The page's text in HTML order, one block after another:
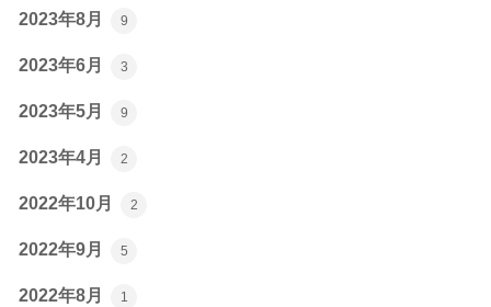
2023年8月 9
2023年6月 3
2023年5月 9
2023年4月 2
2022年10月 2
2022年9月 5
2022年8月 1